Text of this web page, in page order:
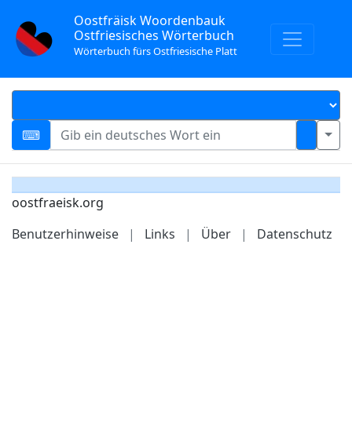
Oostfräisk Woordenbauk
Ostfriesisches Wörterbuch
Wörterbuch fürs Ostfriesische Platt
oostfraeisk.org
Benutzerhinweise
| Links | Über | Datenschutz